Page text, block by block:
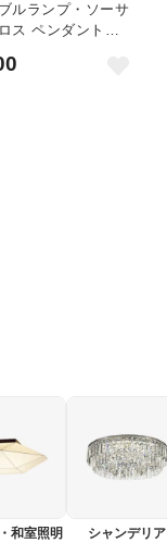
ルランプ・ソーサ
ス ペンダントラ
和室照明 シャンデリア